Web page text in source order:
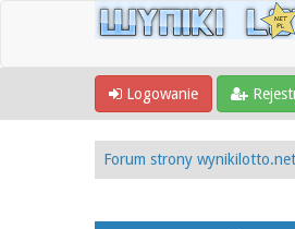
Logowanie
Forum strony